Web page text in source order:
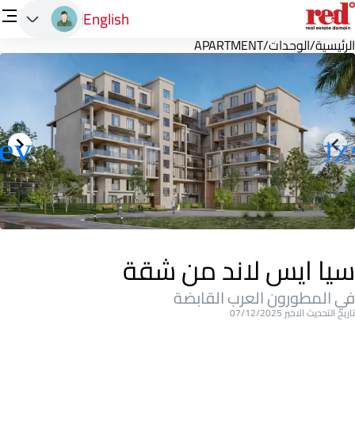
English
الرئيسية/الوحدات/
APARTMENT
سيا ايس لاند من شقة
في المطورون العرب القابضة
تاريخ التحديث الاخير 07/12/2025